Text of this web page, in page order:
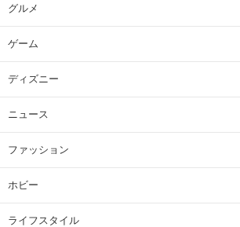
グルメ
ゲーム
ディズニー
ニュース
ファッション
ホビー
ライフスタイル